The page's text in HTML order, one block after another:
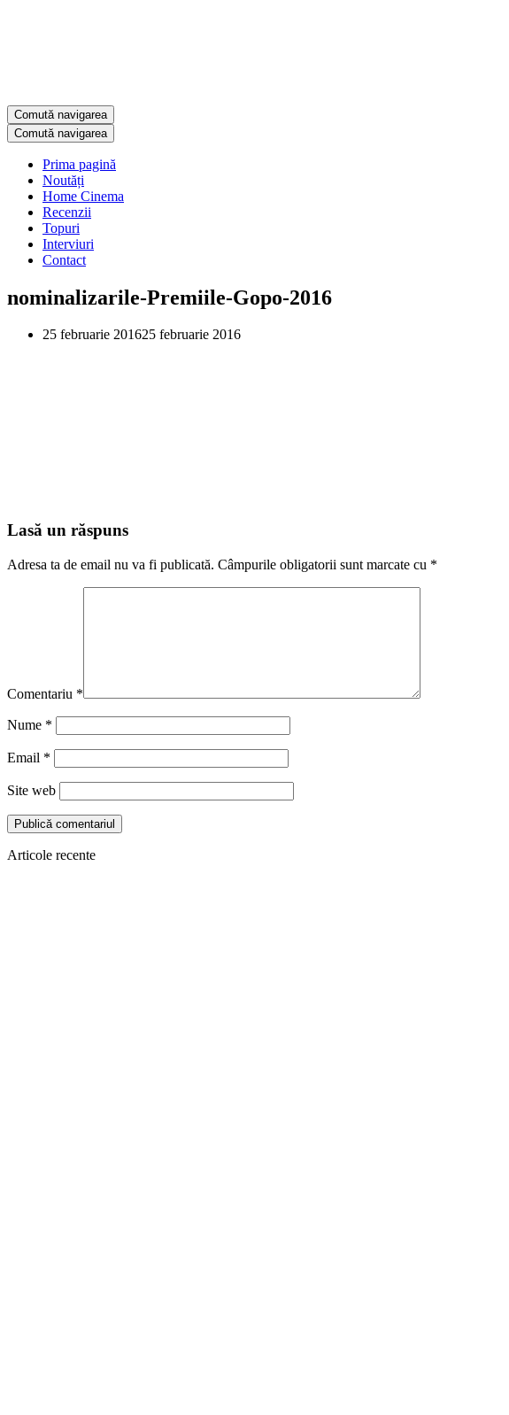
Comută navigarea
Comută navigarea
Prima pagină
Noutăți
Home Cinema
Recenzii
Topuri
Interviuri
Contact
nominalizarile-Premiile-Gopo-2016
25 februarie 201625 februarie 2016
Lasă un răspuns
Adresa ta de email nu va fi publicată. Câmpurile obligatorii sunt marcate cu *
Comentariu *
Nume *
Email *
Site web
Articole recente